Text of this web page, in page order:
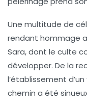
Une multitude de
rendant hommage
Sara, dont le culte
développer. De la
l’établissement
chemin a été